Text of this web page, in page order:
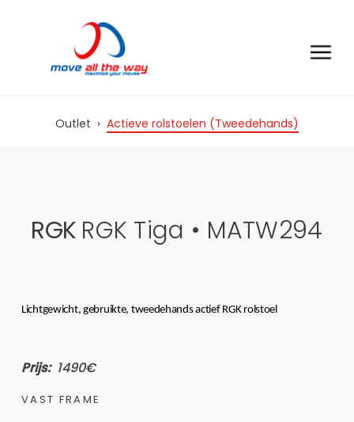
Outlet › Actieve rolstoelen (Tweedehands)
RGK RGK Tiga • MATW294
Lichtgewicht, gebruikte, tweedehands actief RGK rolstoel
Prijs: 1490€
VAST FRAME